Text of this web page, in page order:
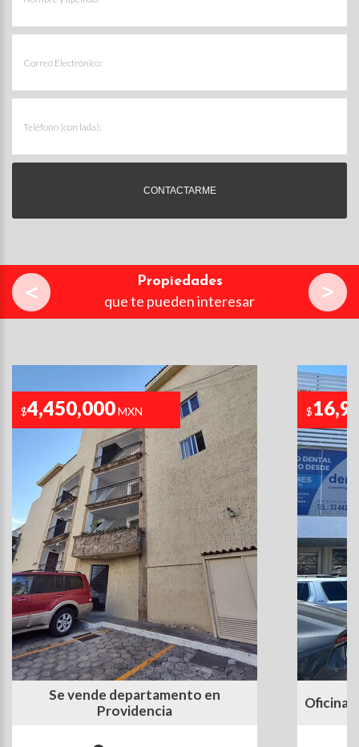
Propiedades
que te pueden interesar
$4,450,000MXN
Se vende departamento en
Providencia
$
Oficina